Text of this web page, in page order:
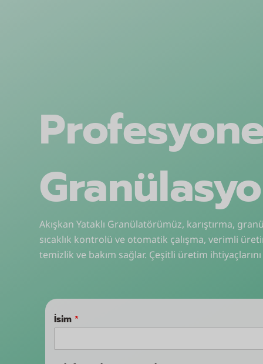
Akışkan Yataklı Granülatörümüz, karıştırma,
sıcaklık kontrolü ve otomatik çalışma, verimli
temizlik ve bakım sağlar. Çeşitli üretim
İsim *